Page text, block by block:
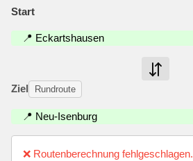
Start
📍 Eckartshausen
Ziel Rundroute
📍 Neu-Isenburg
❌ Routenberechnung fehlgeschlagen.